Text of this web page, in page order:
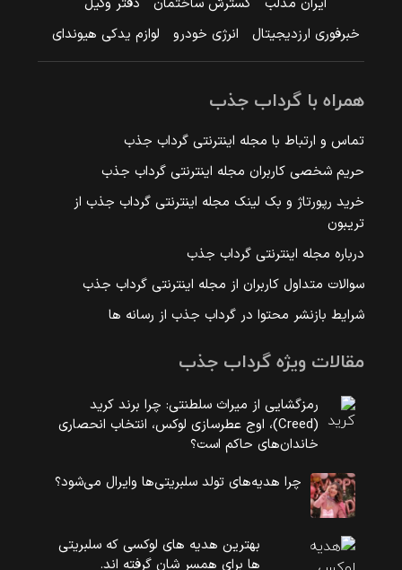
خبرفوری ارزدیجیتال
انرژی خودرو لوازم یدکی هیوندای
همراه با گرداب جذب
تماس و ارتباط با مجله اینترنتی گرداب جذب
حریم شخصی کاربران مجله اینترنتی گرداب جذب
خرید رپورتاژ و بک لینک مجله اینترنتی گرداب جذب از
تریبون
درباره مجله اینترنتی گرداب جذب
سوالات متداول کاربران از مجله اینترنتی گرداب جذب
شرایط بازنشر محتوا در گرداب جذب از رسانه ها
مقالات ویژه گرداب جذب
رمزگشایی از میراث سلطنتی: چرا برند کرید
(Creed)، اوج عطرسازی لوکس، انتخاب انحصاری
خاندان‌های حاکم است؟
چرا هدیه‌های تولد سلبریتی‌ها وایرال می‌شود؟
بهترین هدیه های لوکسی که سلبریتی
ها برای همسر شان گرفته اند.